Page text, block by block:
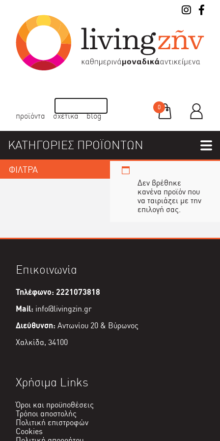
προϊόντα σχετικά blog
0
ΚΑΤΗΓΟΡΙΕΣ ΠΡΟΪΟΝΤΩΝ
ΦΙΛΤΡΑ
Δεν βρέθηκε
κανένα προϊόν που
να ταιριάζει με την
επιλογή σας.
Επικοινωνία
Τηλέφωνο: 2221073818
Mail: info@livingzin.gr
Διεύθυνση: Αντωνίου 20 & Βύρωνος
Χαλκίδα, 34100
Χρήσιμα Links
Όροι και προϋποθέσεις
Τρόποι αποστολής
Πολιτική επιστροφών
Cookies